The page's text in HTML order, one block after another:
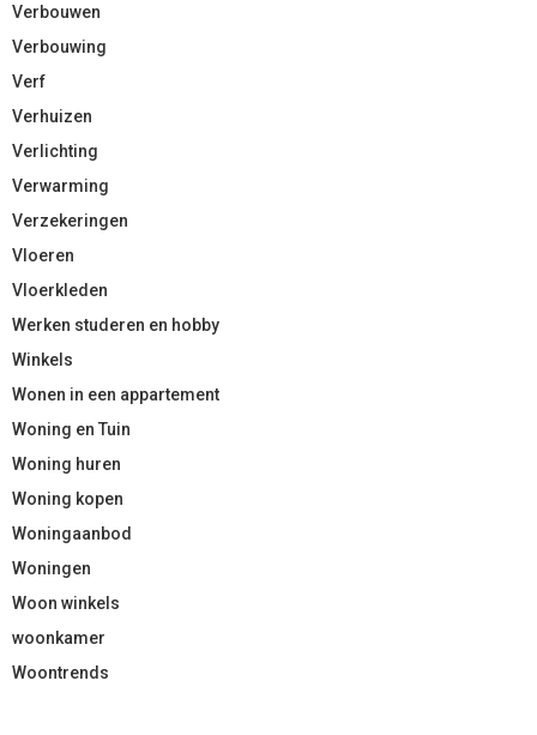
Verbouwen
Verbouwing
Verf
Verhuizen
Verlichting
Verwarming
Verzekeringen
Vloeren
Vloerkleden
Werken studeren en hobby
Winkels
Wonen in een appartement
Woning en Tuin
Woning huren
Woning kopen
Woningaanbod
Woningen
Woon winkels
woonkamer
Woontrends